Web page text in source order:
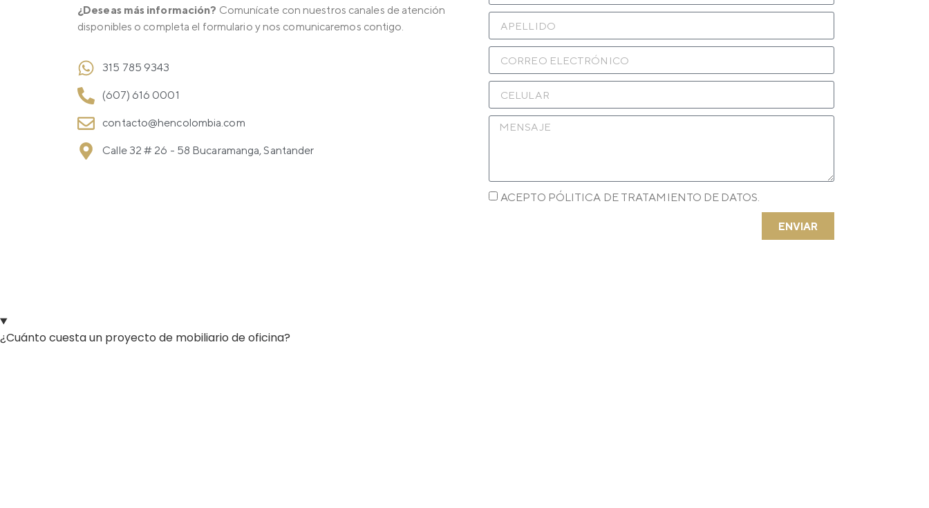
¿Deseas más información? Comunícate con nuestros canales de atención
disponibles o completa el formulario y nos comunicaremos contigo.
315 785 9343
(607) 616 0001
contacto@hencolombia.com
Calle 32 # 26 - 58 Bucaramanga, Santander
ACEPTO PÓLITICA DE TRATAMIENTO DE DATOS.
ENVIAR
¿Cuánto cuesta un proyecto de mobiliario de oficina?